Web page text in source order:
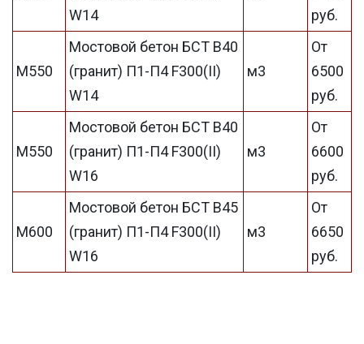
W14
руб.
М550
Мостовой бетон БСТ В40
(гранит) П1-П4 F300(II)
W14
м3
От
6500
руб.
М550
Мостовой бетон БСТ В40
(гранит) П1-П4 F300(II)
W16
м3
От
6600
руб.
М600
Мостовой бетон БСТ В45
(гранит) П1-П4 F300(II)
W16
м3
От
6650
руб.